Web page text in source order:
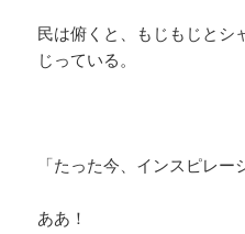
民は俯くと、もじもじとシ
じっている。
「たった今、インスピレー
ああ！